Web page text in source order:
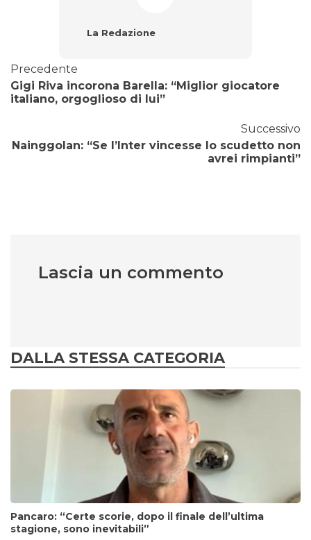
La Redazione
Precedente
Gigi Riva incorona Barella: “Miglior giocatore
italiano, orgoglioso di lui”
Successivo
Nainggolan: “Se l’Inter vincesse lo scudetto non
avrei rimpianti”
Lascia un commento
DALLA STESSA CATEGORIA
Pancaro: “Certe scorie, dopo il finale dell’ultima
stagione, sono inevitabili”